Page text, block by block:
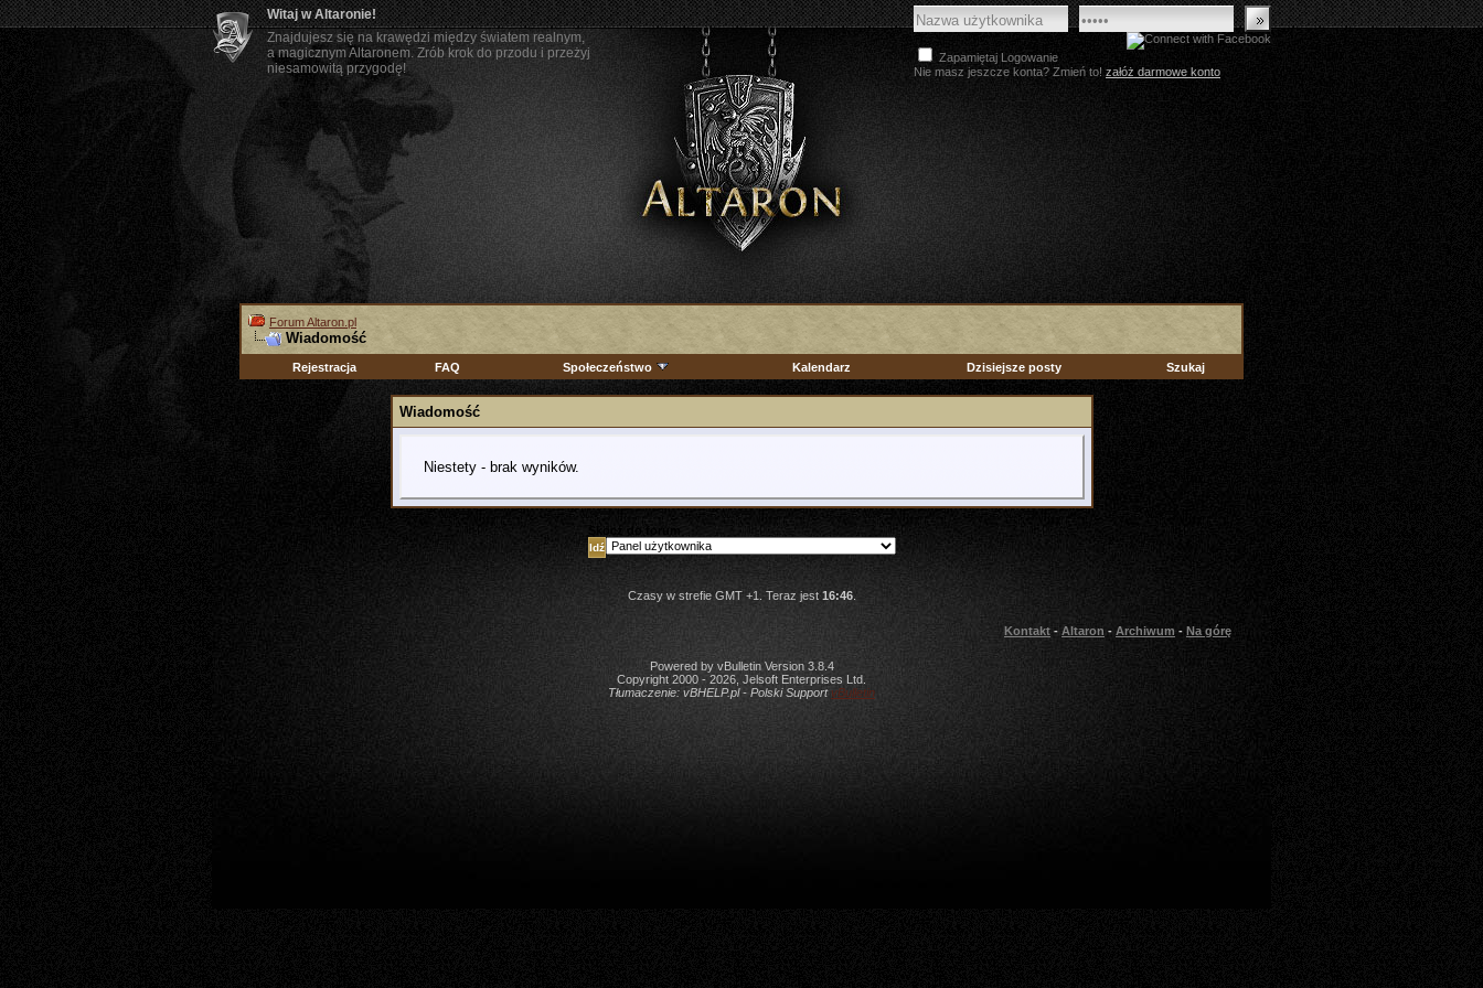
Witaj w Altaronie!
Znajdujesz się na krawędzi między światem realnym,
a magicznym Altaronem. Zrób krok do przodu i przeżyj
niesamowitą przygodę!
Zapamiętaj Logowanie
Nie masz jeszcze konta? Zmień to! załóż darmowe konto
Forum Altaron.pl
Wiadomość
Rejestracja FAQ Społeczeństwo Kalendarz Dzisiejsze posty Szukaj
Wiadomość
Niestety - brak wyników.
Skocz do forum
Czasy w strefie GMT +1. Teraz jest16:46.
Kontakt - Altaron - Archiwum - Na górę
Powered by vBulletin Version 3.8.4
Copyright 2000 - 2026, Jelsoft Enterprises Ltd.
Tłumaczenie: vBHELP.pl - Polski Support vBulletin